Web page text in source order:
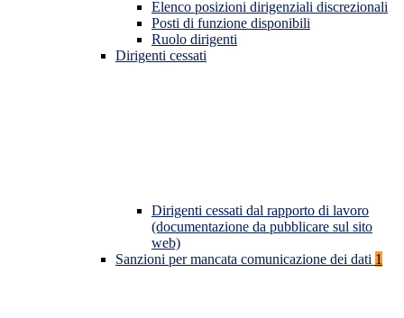
Elenco posizioni dirigenziali discrezionali
Posti di funzione disponibili
Ruolo dirigenti
Dirigenti cessati
Dirigenti cessati dal rapporto di lavoro
(documentazione da pubblicare sul sito
web)
Sanzioni per mancata comunicazione dei dati 1